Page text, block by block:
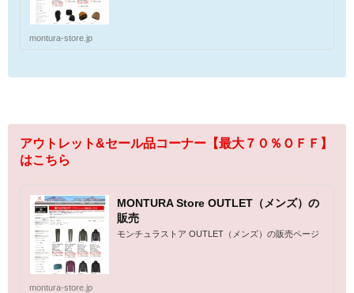
montura-store.jp
アウトレット&セール品コーナー【最大７０％ＯＦＦ】
はこちら
MONTURA Store OUTLET（メンズ）の
販売
モンチュラストア OUTLET（メンズ）の販売ページ
montura-store.jp